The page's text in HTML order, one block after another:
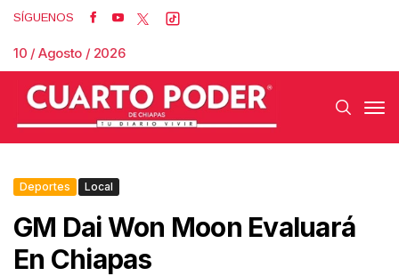
SÍGUENOS
10 / Agosto / 2026
Deportes Local
GM Dai Won Moon Evaluará
En Chiapas